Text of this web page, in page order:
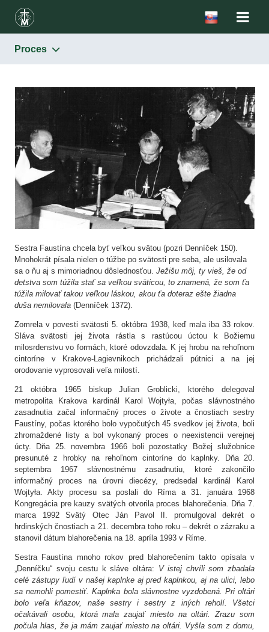
Proces
Zázrak
Sestra Faustína chcela byť veľkou svätou (pozri Denníček 150).
Mnohokrát písala nielen o túžbe po svätosti pre seba, ale usilovala
sa o ňu aj s mimoriadnou dôslednosťou. Ježišu môj, ty vieš, že od
detstva som túžila stať sa veľkou sväticou, to znamená, že som ťa
túžila milovať takou veľkou láskou, akou ťa doteraz ešte žiadna
duša nemilovala (Denníček 1372).
Zomrela v povesti svätosti 5. októbra 1938, keď mala iba 33 rokov.
Sláva svätosti jej života rástla s rastúcou úctou k Božiemu
milosrdenstvu vo formách, ktoré odovzdala. K jej hrobu na rehoľnom
cintoríne v Krakove-Lagievnikoch prichádzali pútnici a na jej
orodovanie vyprosovali veľa milostí.
21 októbra 1965 biskup Julian Groblicki, ktorého delegoval
metropolita Krakova kardinál Karol Wojtyła, počas slávnostného
zasadnutia začal informačný proces o živote a čnostiach sestry
Faustíny, počas ktorého bolo vypočutých 45 svedkov jej života, boli
zhromaždené listy a bol vykonaný proces o neexistencii verejnej
úcty. Dňa 25. novembra 1966 boli pozostatky Božej služobnice
presunuté z hrobky na rehoľnom cintoríne do kaplnky. Dňa 20.
septembra 1967 slávnostnému zasadnutiu, ktoré zakončilo
informačný proces na úrovni diecézy, predsedal kardinál Karol
Wojtyła. Akty procesu sa poslali do Ríma a 31. januára 1968
Kongregácia pre kauzy svätých otvorila proces blahorečenia. Dňa 7.
marca 1992 Svätý Otec Ján Pavol II. promulgoval dekrét o
hrdinských čnostiach a 21. decembra toho roku – dekrét o zázraku a
stanovil dátum blahorečenia na 18. apríla 1993 v Ríme.
Sestra Faustína mnoho rokov pred blahorečením takto opísala v
„Denníčku“ svoju cestu k sláve oltára: V istej chvíli som zbadala
celé zástupy ľudí v našej kaplnke aj pred kaplnkou, aj na ulici, lebo
sa nemohli pomestiť. Kaplnka bola slávnostne vyzdobená. Pri oltári
bolo veľa kňazov, naše sestry i sestry z iných reholí. Všetci
očakávali osobu, ktorá mala zaujať miesto na oltári. Zrazu som
počula hlas, že ja mám zaujať miesto na oltári. Vyšla som z domu,